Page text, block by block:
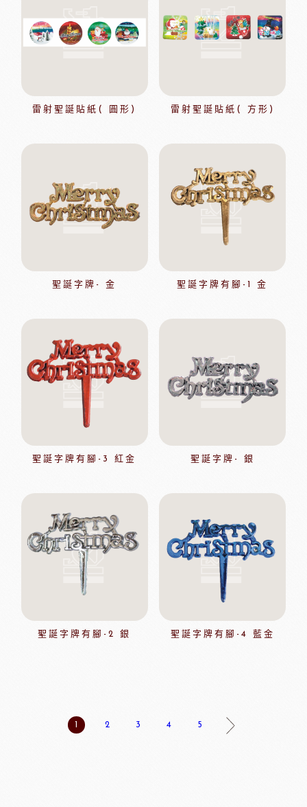
雷射聖誕貼紙( 圓形) 雷射聖誕貼紙( 方形)
聖誕字牌- 金 聖誕字牌有腳-1 金
聖誕字牌有腳-3 紅金 聖誕字牌- 銀
聖誕字牌有腳-2 銀 聖誕字牌有腳-4 藍金
1 2 3 4 5